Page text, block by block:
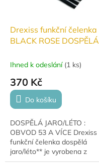
Drexiss funkční čelenka
BLACK ROSE DOSPĚLÁ
Ihned k odeslání (1 ks)
370 Kč
Do košíku
DOSPĚLÁ JARO/LÉTO :
OBVOD 53 A VÍCE Drexiss
funkční čelenka dospělá
jaro/léto** je vyrobena z
lehkého funkčního úpletu,